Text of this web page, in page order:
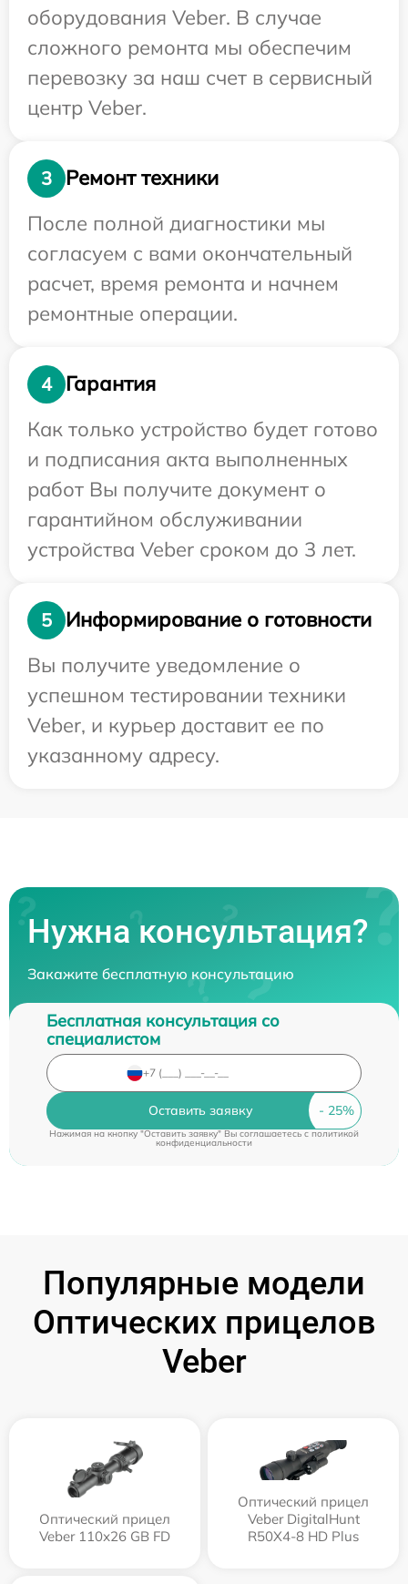
оборудования Veber. В случае
сложного ремонта мы обеспечим
перевозку за наш счет в сервисный
центр Veber.
3
Ремонт техники
После полной диагностики мы
согласуем с вами окончательный
расчет, время ремонта и начнем
ремонтные операции.
4
Гарантия
Как только устройство будет готово
и подписания акта выполненных
работ Вы получите документ о
гарантийном обслуживании
устройства Veber сроком до 3 лет.
5
Информирование о готовности
Вы получите уведомление о
успешном тестировании техники
Veber, и курьер доставит ее по
указанному адресу.
Нужна консультация?
Закажите бесплатную консультацию
Бесплатная консультация со
специалистом
Оставить заявку
Нажимая на кнопку "Оставить заявку" Вы соглашаетесь cполитикой
конфиденциальности
Популярные модели
Оптических прицелов
Veber
Оптический прицел
Veber 110х26 GB FD
Оптический прицел
Veber DigitalHunt
R50X4-8 HD Plus